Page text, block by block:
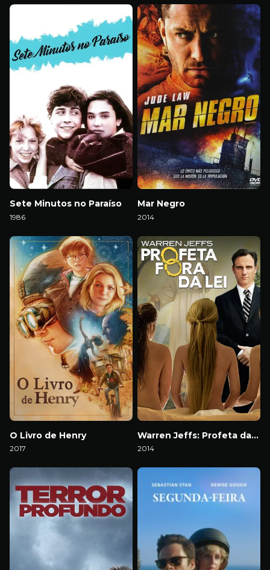
Sete Minutos no Paraíso
1986
Mar Negro
2014
O Livro de Henry
2017
Warren Jeffs: Profeta da Lei
2014